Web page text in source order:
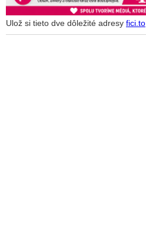
Ulož si tieto dve dôležité adresy fici.to